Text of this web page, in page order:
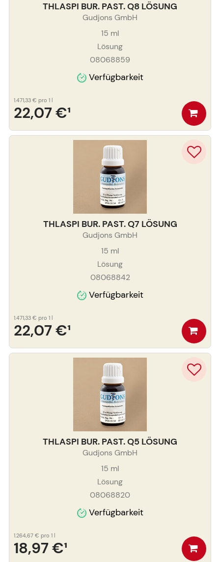
THLASPI BUR. PAST. Q8 LÖSUNG
Gudjons GmbH
15 ml
Lösung
08068859
Verfügbarkeit
22,07 €¹
1.471,33 € pro 1 l
THLASPI BUR. PAST. Q7 LÖSUNG
Gudjons GmbH
15 ml
Lösung
08068842
Verfügbarkeit
22,07 €¹
1.471,33 € pro 1 l
THLASPI BUR. PAST. Q5 LÖSUNG
Gudjons GmbH
15 ml
Lösung
08068820
Verfügbarkeit
18,97 €¹
1.264,67 € pro 1 l